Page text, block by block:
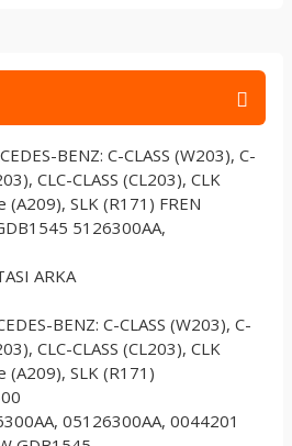
BENZ: C-CLASS (W203), C-
CLC-CLASS (CL203), CLK
(A209), SLK (R171) FREN
5126300AA,
ARKA
BENZ: C-CLASS (W203), C-
CLC-CLASS (CL203), CLK
(A209), SLK (R171)
05126300AA, 0044201